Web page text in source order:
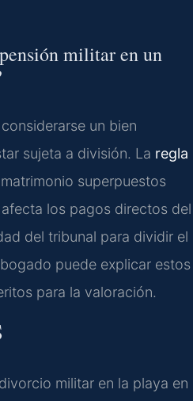
militar en un
un bien
sujeta a división. La regla
superpuestos
los pagos directos del
del tribunal para dividir el
puede explicar estos
para la valoración.
militar en la playa en